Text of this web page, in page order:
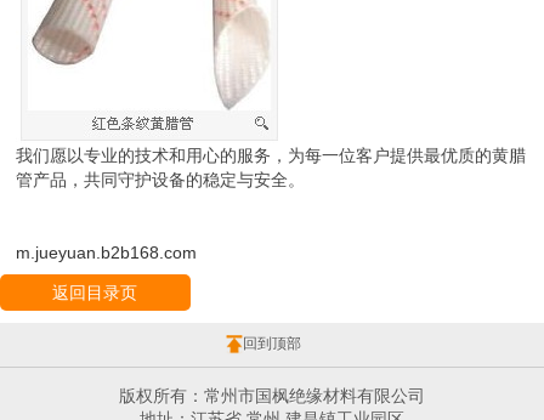
我们愿以专业的技术和用心的服务，为每一位客户提供最优质的黄腊
管产品，共同守护设备的稳定与安全。
m.jueyuan.b2b168.com
返回目录页
回到顶部
版权所有：常州市国枫绝缘材料有限公司